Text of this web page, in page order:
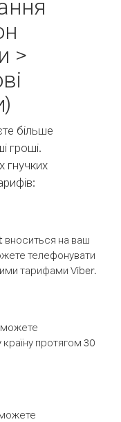
>
більше
гроші.
гнучких
вноситься на ваш
телефонувати
тарифами Viber.
можете
протягом 30